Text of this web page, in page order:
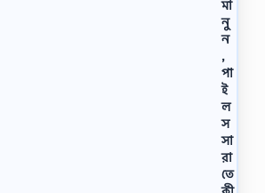
মা
নু
ন
,
পা
ই
ল
স
সা
রা
তে